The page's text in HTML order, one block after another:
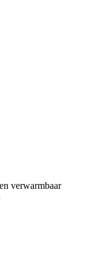
verwarmbaar